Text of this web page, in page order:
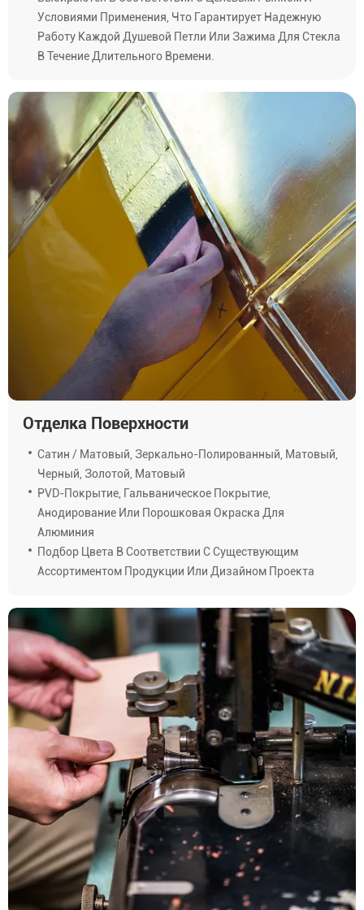
Условиями Применения, Что Гарантирует Надежную
Работу Каждой Душевой Петли Или Зажима Для Стекла
В Течение Длительного Времени.
Отделка Поверхности
Сатин / Матовый, Зеркально-Полированный, Матовый,
Черный, Золотой, Матовый
PVD-Покрытие, Гальваническое Покрытие,
Анодирование Или Порошковая Окраска Для
Алюминия
Подбор Цвета В Соответствии С Существующим
Ассортиментом Продукции Или Дизайном Проекта